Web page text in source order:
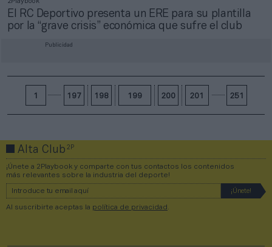
Publicidad
El RC Deportivo presenta un ERE para su plantilla
por la “grave crisis” económica que sufre el club
1 197 198 199 200 201 251
Alta Club2P
¡Únete a 2Playbook y comparte con tus contactos los contenidos
más relevantes sobre la industria del deporte!
Al suscribirte aceptas la política de privacidad